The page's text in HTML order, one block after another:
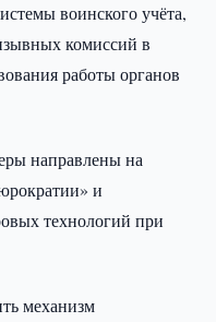
воинского учёта,
комиссий в
работы органов
направлены на
и
технологий при
механизм